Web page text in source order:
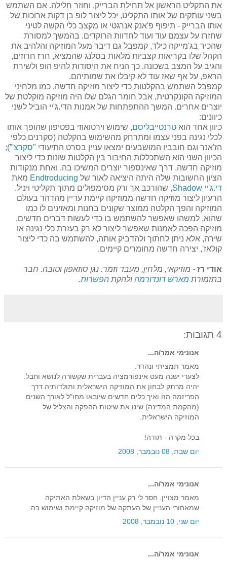
את התקליט הראשון אל תחילת הברייק, וחוזר חלילה. אם השתמש
בשני עותקים של אותו התקליט, יכל ליצור לופ בן דקות ארוכות של
אותו הברייק - תיפוף פ'אנק אנרגטי או מקצב כלי הקשה לטיני
שחזרו על עצמם עוד ועוד לחדוות הרוקדים. בהמשך למסורת
שהכיר בג'מייקה כילד, קמפבל גם דיבר מעל המוזיקה והלהיב את
הקהל שלו בקריאות קצביות מלאות בסלנג שהמציא, חרז חרוזים,
והגיב על המצב בשכונה. כך הניח את היסודות להיפ הופ ולשירת
הראפ, על אף שאז עוד לא קיבלו את שמותיהם.
קמפבל השתמש בהקלטות כדי ליצור מוזיקה חדשה, כמו מלחיני
המוזיקה הקונקרטית, אבל חומר הגלם שלו היה מוזיקה מוקלטת של
יוצרים אחרים. המשך ההתפתחות של אמנות הדי.ג'יי הוביל לשני
כיוונים:
כיוון אחד הוא טרנטייבליסם, שימוש וירטואוזי בפטיפון שהופך אותו
לכלי נגינה בפני עצמו ומתרחק מהשימוש בהקלטה (סקרנים כלפי
הז'אנר וגם חובביו המושבעים ימצאו עניין בסרט התיעודי "סקרצ'”);
הכיוון השני הוא השתכללות החיבור בין הקלטות שונות כדי ליצור
מוזיקה חדשה, דרך שאינספור יוצרים המשיכו בה, ואחת מנקודות
הציון החשובות שלה היתה היציאה לאור של Endtroducing מאת
די.ג'יי Shadow
, שהורכב אך ורק מסימפולים מתוך תקליטי ויניל.
הרעיון ליצור מוזיקה חדשה ממוזיקה קיימת עדיין מהדהד בעולם
המוזיקה והפך הקלטה ממוצר שקונים בחנות ומאזינים לו כמו
שהוא, למשהו שאפשר להשתמש בו כדי לעשות דברים חדשים.
מוזיקה הפכה לאמנות שאפשר ליצור לא רק בעזרת כלי נגינה או
שירה, אלא ניתן לחתוך ולהדביק אותה, להשתמש בה כדי ליצור
קולאז', יצירה חדשה מחומרים קיימים.
אודי רז - מוזיקאי, מלחין, מעבד וזמר. נגן סוזאפון וטובה. חבר
בתזמורת מארש דונדורמה ולהקת הפשרות.
4 תגובות:
אנונימי אמר/ה...
מאמר תמציתי ונהדר.
לצערי ישנה מעט אינפורמציה בעברית שקשורה לנושא וחבל.
יהיה מרתק לבחון את המוזיקה הישראלית ותולדותיה דרך
הפריזמה הזו ואיך כלים חדשים שיובאו מחו"ל לאורך השנים
(מהקמת המדינה) שינו את שיטות ההפקה והצליל של
המוזיקה הישראלית.
בכל מקרה - תודה!
יום שבת, 08 נובמבר, 2008
אנונימי אמר/ה...
מאמר מצויין. חסר לי רק עניין הדיון בשאלת האתיקה
שמאחורי העניין של העתקה של מוזיקה קיימת ושימוש בה.
יום שני, 10 נובמבר, 2008
אנונימי אמר/ה...